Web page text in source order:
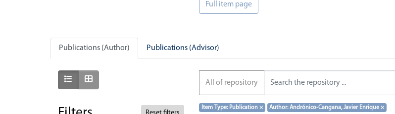
Full item page
Publications (Author) Publications (Advisor)
Show as list All of repository
Item Type: Publication × Author: Andrónico-Cangana, Javier Enrique×